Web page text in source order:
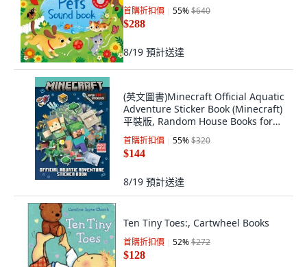
首購折扣價 55%$640
$288
8/19 預計送達
(英文圖書)Minecraft Official Aquatic
Adventure Sticker Book (Minecraft)
平裝版, Random House Books for
Youn..., 英文
首購折扣價 55%$320
$144
8/19 預計送達
Ten Tiny Toes:, Cartwheel Books
首購折扣價 52%$272
$128